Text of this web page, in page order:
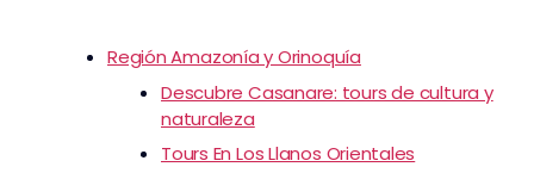
Región Amazonía y Orinoquía
Descubre Casanare: tours de cultura y
naturaleza
Tours En Los Llanos Orientales